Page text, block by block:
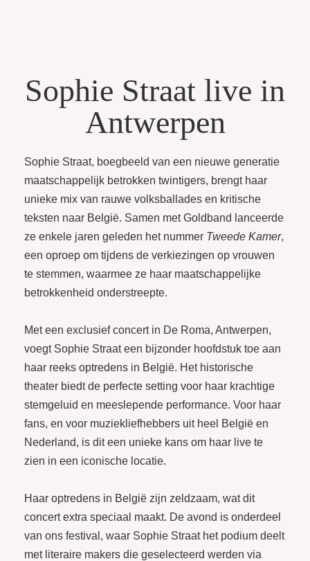
Sophie Straat live in
Antwerpen
Sophie Straat, boegbeeld van een nieuwe generatie
maatschappelijk betrokken twintigers, brengt haar
unieke mix van rauwe volksballades en kritische
teksten naar België. Samen met Goldband lanceerde
ze enkele jaren geleden het nummer Tweede Kamer,
een oproep om tijdens de verkiezingen op vrouwen
te stemmen, waarmee ze haar maatschappelijke
betrokkenheid onderstreepte.
Met een exclusief concert in De Roma, Antwerpen,
voegt Sophie Straat een bijzonder hoofdstuk toe aan
haar reeks optredens in België. Het historische
theater biedt de perfecte setting voor haar krachtige
stemgeluid en meeslepende performance. Voor haar
fans, en voor muziekliefhebbers uit heel België en
Nederland, is dit een unieke kans om haar live te
zien in een iconische locatie.
Haar optredens in België zijn zeldzaam, wat dit
concert extra speciaal maakt. De avond is onderdeel
van ons festival, waar Sophie Straat het podium deelt
met literaire makers die geselecteerd werden via